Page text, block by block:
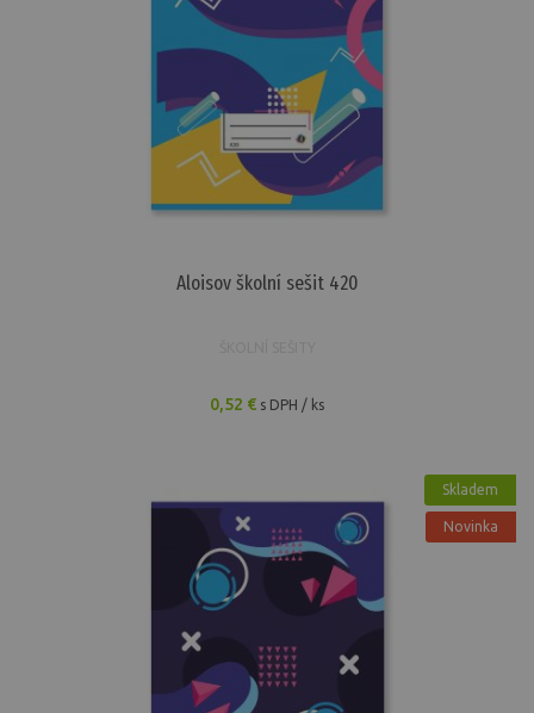
Aloisov školní sešit 420
0,52 € s DPH / ks
Skladem
Novinka